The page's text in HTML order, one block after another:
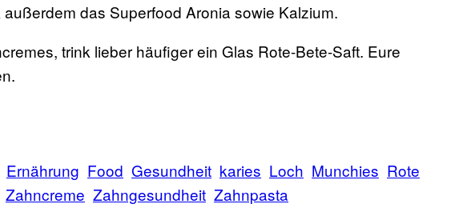
das Superfood Aronia sowie Kalzium.
trink lieber häufiger ein Glas Rote-Bete-Saft. Eure
Ernährung Food Gesundheit karies Loch Munchies Rote
Zahncreme Zahngesundheit Zahnpasta